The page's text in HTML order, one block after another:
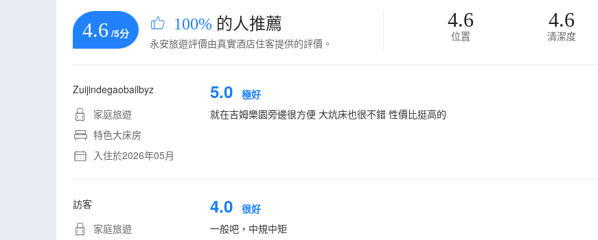
4.6 /5分 100% 的人推薦
永安旅遊評價由真實酒店住客提供的評價。
4.6
位置
4.6
清潔度
Zuijindegaobailbyz
家庭旅遊
特色大床房
入住於2026年05月
5.0 極好
就在吉姆樂園旁邊很方便 大炕床也很不錯 性價比挺高的
訪客
家庭旅遊
4.0 很好
一般吧，中規中矩